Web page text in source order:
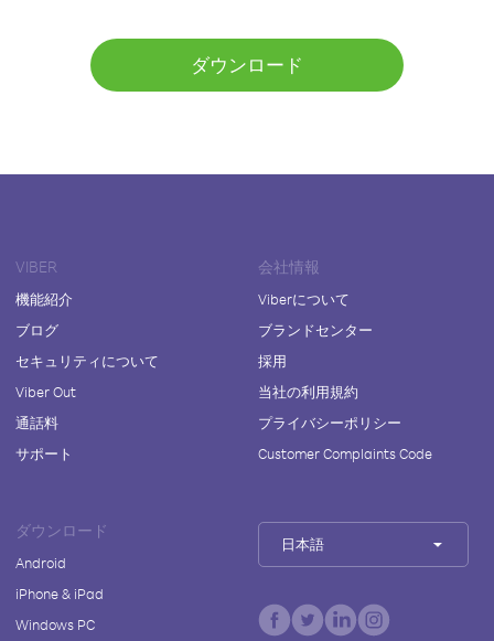
ダウンロード
VIBER
機能紹介
ブログ
セキュリティについて
Viber Out
通話料
サポート
会社情報
Viberについて
ブランドセンター
採用
当社の利用規約
プライバシーポリシー
Customer Complaints Code
ダウンロード
Android
iPhone & iPad
Windows PC
日本語